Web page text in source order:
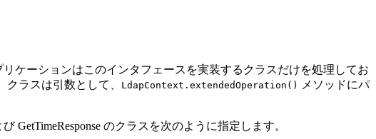
ケーションはこのインタフェースを実装するクラスだけを処理してお
ラスは引数として、
LdapContext.extendedOperation()
メソッドにパ
GetTimeResponse のクラスを次のように指定します。